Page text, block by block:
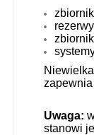
zapewnia
Uwaga:
stanowi